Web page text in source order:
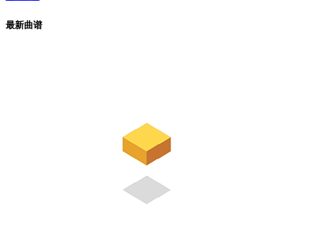
最新曲谱